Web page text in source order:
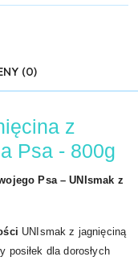
(0)
z
Psa - 800g
Psa – UNIsmak z
UNIsmak z jagnięciną
posiłek dla dorosłych